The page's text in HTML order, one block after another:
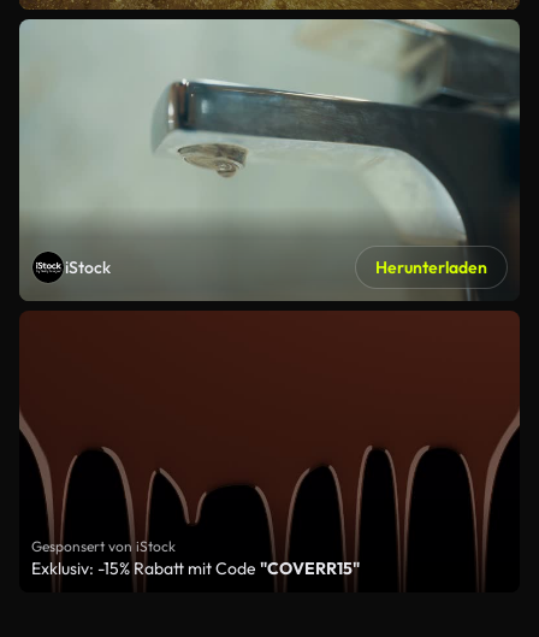
iStock Herunterladen
Gesponsert von iStock
Exklusiv: -15% Rabatt mit Code "COVERR15"